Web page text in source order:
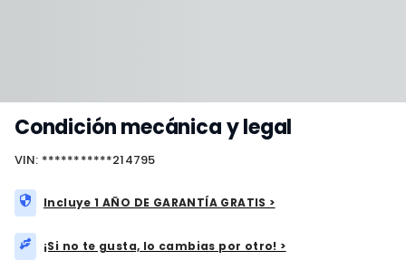
Condición mecánica y legal
VIN: ***********214795
Incluye 1 AÑO DE GARANTÍA GRATIS >
¡Si no te gusta, lo cambias por otro! >